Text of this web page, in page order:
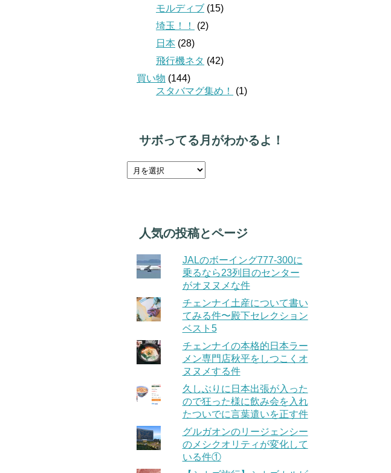
モルディブ (15)
埼玉！！
(2)
日本 (28)
飛行機ネタ (42)
買い物 (144)
スタバマグ集め！
(1)
サボってる月がわかるよ！
人気の投稿とページ
JALのボーイング777-300に
乗るなら23列目のセンター
がオヌヌメな件
チェンナイ土産について書い
てみる件〜殿下セレクション
ベスト5
チェンナイの本格的日本ラー
メン専門店秋平をしつこくオ
ヌヌメする件
久しぶりに日本出張が入った
ので狂った様に飲み会を入れ
たついでに言葉遣いを正す件
グルガオンのリージェンシー
のメシクオリティが変化して
いる件①